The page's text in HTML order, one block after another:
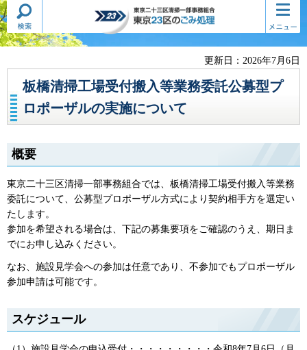
東京二十三区清掃一部事務組合
東京23区のごみ処理
検索・
共通メ
ニュー
コンテ
ンツメ
ニュー
更新日：2026年7月6日
板橋清掃工場受付搬入等業務委託公募型プ
ロポーザルの実施について
概要
東京二十三区清掃一部事務組合では、板橋清掃工場受付搬入等業務
委託について、公募型プロポーザル方式により契約相手方を選定い
たします。
参加を希望される場合は、下記の募集要項をご確認のうえ、期日ま
でにお申し込みください。
なお、施設見学会への参加は任意であり、不参加でもプロポーザル
参加申請は可能です。
スケジュール